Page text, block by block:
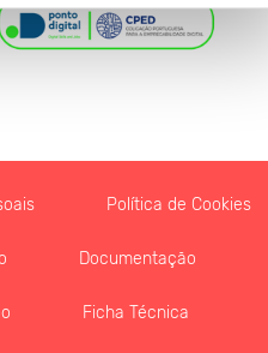
Política de Cookies
Documentação
Ficha Técnica